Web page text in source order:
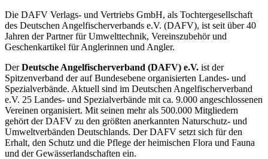
Die DAFV Verlags- und Vertriebs GmbH, als Tochtergesellschaft
des Deutschen Angelfischerverbands e.V. (DAFV), ist seit über 40
Jahren der Partner für Umwelttechnik, Vereinszubehör und
Geschenkartikel für Anglerinnen und Angler.
DerDeutsche Angelfischerverband (DAFV) e.V. ist der
Spitzenverband der auf Bundesebene organisierten Landes- und
Spezialverbände. Aktuell sind im Deutschen Angelfischerverband
e.V. 25 Landes- und Spezialverbände mit ca. 9.000 angeschlossenen
Vereinen organisiert. Mit seinen mehr als 500.000 Mitgliedern
gehört der DAFV zu den größten anerkannten Naturschutz- und
Umweltverbänden Deutschlands. Der DAFV setzt sich für den
Erhalt, den Schutz und die Pflege der heimischen Flora und Fauna
und der Gewässerlandschaften ein.